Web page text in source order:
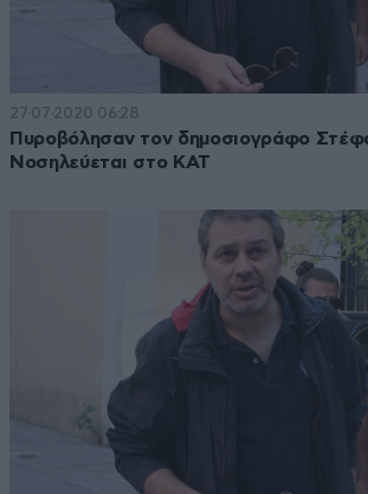
27·07·2020 06:28
Πυροβόλησαν τον δημοσιογράφο
Νοσηλεύεται στο ΚΑΤ